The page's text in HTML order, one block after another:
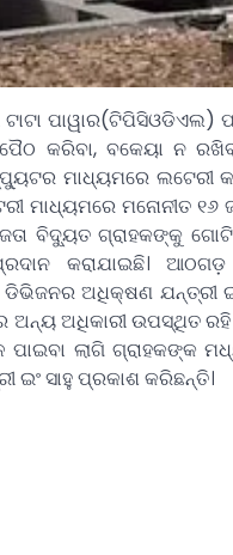
କରିବା, ବକେୟା ନ
ମାଧ୍ୟମରେ ଲଟେରୀ
ମାଧ୍ୟମରେ ମନୋନୀତ ୧୬
ବିଦ୍ୟୁତ ଗ୍ରାହକଙ୍କୁ
କରାଯାଇଛି।
ଡିଭିଜନର ଅଧିକ୍ଷଣ ଯନ୍ତ୍ରୀ
ଅନ୍ୟ ଅଧିକାରୀ ଉପସ୍ଥିତ
ପାଇବା ଲାଗି ଗ୍ରାହକଙ୍କ
ଇଂ ସାହୁ ପ୍ରକାଶ କରିଛନ୍ତି।